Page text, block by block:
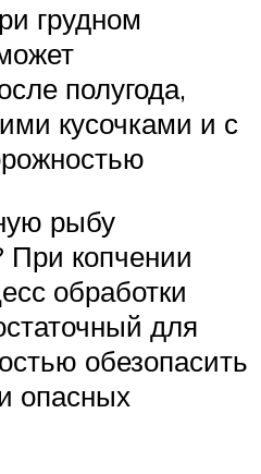
грудном
полугода,
кусочками и с
рыбу
копчении
обработки
для
обезопасить
опасных